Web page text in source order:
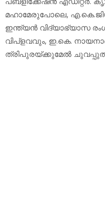
മഹാമേരുപോലെ,
ഇന്ത്യന്‍ വിദ്യാഭ്യാസ
വിപ്‌ളവവും, ഇ.കെ.
ത്രിപുരയ്ക്കുമേല്‍